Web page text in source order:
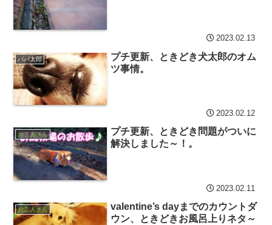
2023.02.13
パパ太郎
プチ更新、ときどき犬太郎のオム
ツ事情。
2023.02.12
お二人さん
プチ更新、ときどき問題がついに
解決しました～！。
2023.02.11
お二人さん
valentine’s dayまでのカウントダ
ウン、ときどきお風呂上りネタ～